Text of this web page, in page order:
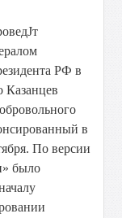
РФ в
Казанцев
в
По версии
было